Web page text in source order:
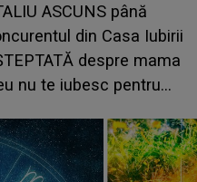
2. La ce oră urcă pe
Zara Larsson? Artista
și s-a filmat din